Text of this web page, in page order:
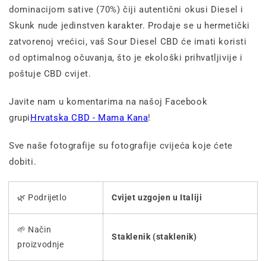
dominacijom sative (70%) čiji autentični okusi Diesel i
Skunk nude jedinstven karakter. Prodaje se u hermetički
zatvorenoj vrećici, vaš Sour Diesel CBD će imati koristi
od optimalnog očuvanja, što je ekološki prihvatljivije i
poštuje CBD cvijet.
Javite nam u komentarima na našoj Facebook
grupiHrvatska CBD - Mama Kana!
Sve naše fotografije su fotografije cvijeća koje ćete
dobiti.
🌿 Podrijetlo Cvijet uzgojen u Italiji
🌱 Način
proizvodnje
Staklenik (staklenik)